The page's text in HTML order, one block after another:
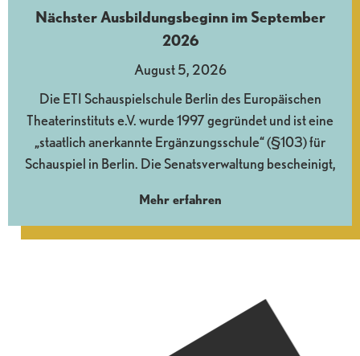
Nächster Ausbildungsbeginn im September
2026
August 5, 2026
Die ETI Schauspielschule Berlin des Europäischen
Theaterinstituts e.V. wurde 1997 gegründet und ist eine
„staatlich anerkannte Ergänzungsschule“ (§103) für
Schauspiel in Berlin. Die Senatsverwaltung bescheinigt,
Mehr erfahren